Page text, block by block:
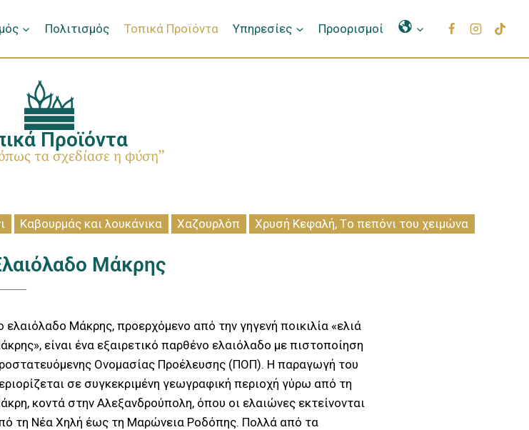
Πολιτισμός Τοπικά Προϊόντα Υπηρεσίες Προορισμοί Γλώσσες
Προϊόντα
τα σχεδίασε η φύση”
Καβουρμάς και λουκάνικα Χαζουρλόπ Χρυσή Κεφαλή, Tο πεπόνι του χειμώνα
Μάκρης
ελαιόλαδο Μάκρης, προερχόμενο από την γηγενή ποικιλία «ελιά
είναι ένα εξαιρετικό παρθένο ελαιόλαδο με πιστοποίηση
Ονομασίας Προέλευσης (ΠΟΠ). Η παραγωγή του
σε συγκεκριμένη γεωγραφική περιοχή γύρω από τη
κοντά στην Αλεξανδρούπολη, όπου οι ελαιώνες εκτείνονται
τη Νέα Χηλή έως τη Μαρώνεια Ροδόπης. Πολλά από τα